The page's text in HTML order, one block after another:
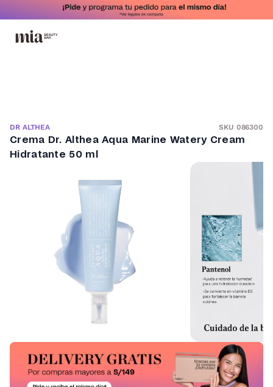
DR ALTHEA SKU 086300
Crema Dr. Althea Aqua Marine Watery Cream
Hidratante 50 ml